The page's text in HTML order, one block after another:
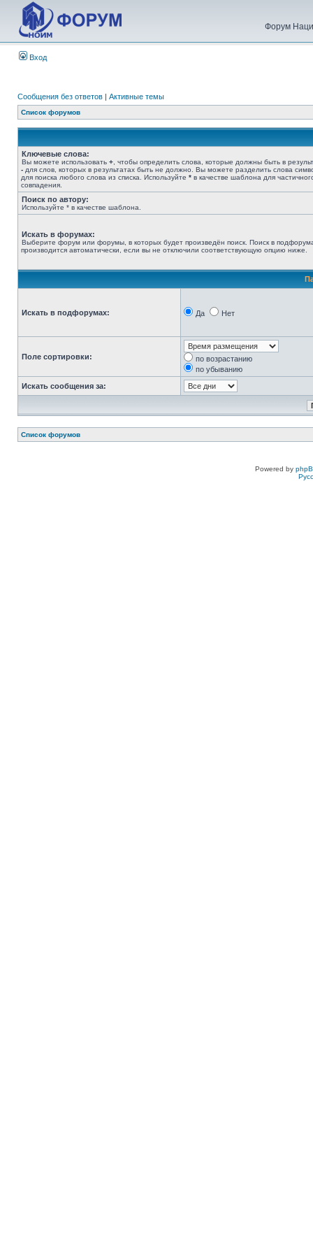
Форум
Вход
Сообщения без ответов | Активные темы
Список форумов
Ключевые слова:
Вы можете использовать + , чтобы определить слова, которые должны быть в
- для слов, которых в результатах быть не должно. Вы можете разделить слова
для поиска любого слова из списка. Используйте * в качестве шаблона для
совпадения.
Поиск по автору:
Используйте * в качестве шаблона.
Искать в форумах:
Выберите форум или форумы, в которых будет произведён поиск. Поиск в
производится автоматически, если вы не отключили соответствующую опцию ниже.
Искать в подфорумах: Да Нет
Поле сортировки:
по возрастанию
по убыванию
Искать сообщения за:
Список форумов
Powered by